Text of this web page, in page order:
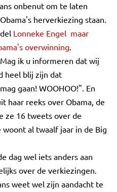
onbenut om te laten
herverkiezing staan.
Lonneke Engel maar
overwinning.
ik u informeren dat wij
heel blij zijn dat
gaan! WOOHOO!". En
haar reeks over Obama, de
ze 16 tweets over de
al twaalf jaar in de Big
dag wel iets anders aan
over de verkiezingen.
weet wel zijn aandacht te